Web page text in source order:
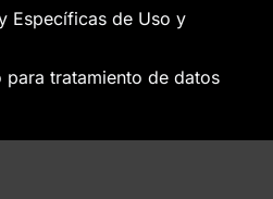
Específicas de Uso y
para tratamiento de datos